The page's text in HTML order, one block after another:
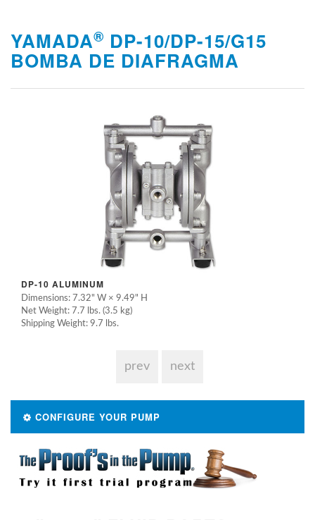
YAMADA® DP-10/DP-15/G15
BOMBA DE DIAFRAGMA
DP-10 ALUMINUM
Dimensions: 7.32" W × 9.49" H
Net Weight: 7.7 lbs. (3.5 kg)
Shipping Weight: 9.7 lbs.
prev next
CONFIGURE YOUR PUMP